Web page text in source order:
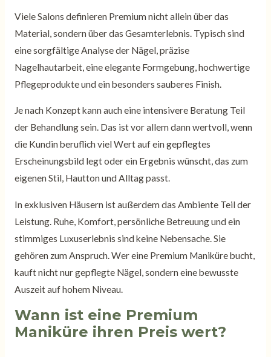
Viele Salons definieren Premium nicht allein über das
Material, sondern über das Gesamterlebnis. Typisch sind
eine sorgfältige Analyse der Nägel, präzise
Nagelhautarbeit, eine elegante Formgebung, hochwertige
Pflegeprodukte und ein besonders sauberes Finish.
Je nach Konzept kann auch eine intensivere Beratung Teil
der Behandlung sein. Das ist vor allem dann wertvoll, wenn
die Kundin beruflich viel Wert auf ein gepflegtes
Erscheinungsbild legt oder ein Ergebnis wünscht, das zum
eigenen Stil, Hautton und Alltag passt.
In exklusiven Häusern ist außerdem das Ambiente Teil der
Leistung. Ruhe, Komfort, persönliche Betreuung und ein
stimmiges Luxuserlebnis sind keine Nebensache. Sie
gehören zum Anspruch. Wer eine Premium Maniküre bucht,
kauft nicht nur gepflegte Nägel, sondern eine bewusste
Auszeit auf hohem Niveau.
Wann ist eine Premium
Maniküre ihren Preis wert?